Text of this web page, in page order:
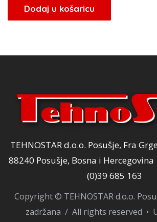
bila
je:
39,20 KM.
Dodaj u košaricu
TEHNOSTAR d.o.o. Posušje, Fra
88240 Posušje, Bosna i
(0)39 685 163
Copyright © TEHNOSTAR d.o.o.
zadržana / All rights reserved •